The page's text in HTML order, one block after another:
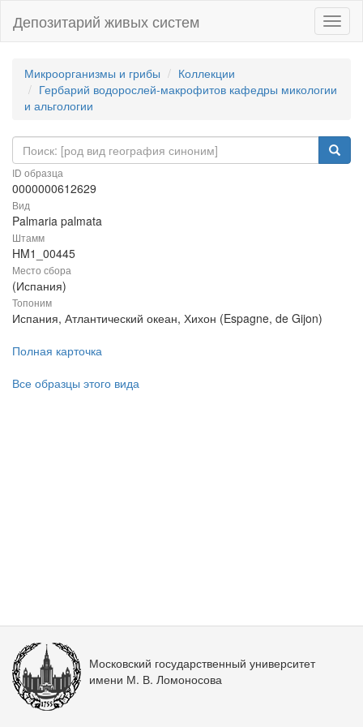
Депозитарий живых систем
Микроорганизмы и грибы
Коллекции
Гербарий водорослей-макрофитов кафедры микологии
и альгологии
ID образца
0000000612629
Вид
Palmaria palmata
Штамм
HM1_00445
Место сбора
(Испания)
Топоним
Испания, Атлантический океан, Хихон (Espagne, de Gijon)
Полная карточка
Все образцы этого вида
Московский государственный университет
имени М. В. Ломоносова